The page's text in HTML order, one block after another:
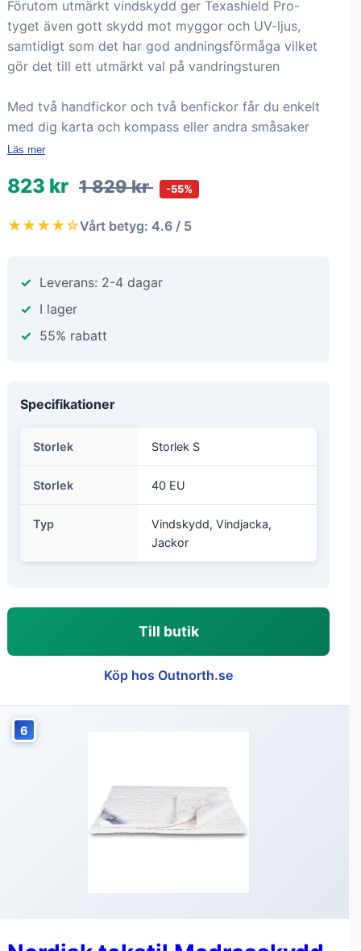
Förutom utmärkt vindskydd ger Texashield Pro-
tyget även gott skydd mot myggor och UV-ljus,
samtidigt som det har god andningsförmåga vilket
gör det till ett utmärkt val på vandringsturen
Med två handfickor och två benfickor får du enkelt
med dig karta och kompass eller andra småsaker
Läs mer
823 kr 1 829 kr -55%
★★★★☆Vårt betyg: 4.6 / 5
Leverans: 2-4 dagar
I lager
55% rabatt
Specifikationer
Storlek Storlek S
Storlek 40 EU
Typ
Vindskydd, Vindjacka,
Jackor
Till butik
Köp hos Outnorth.se
6